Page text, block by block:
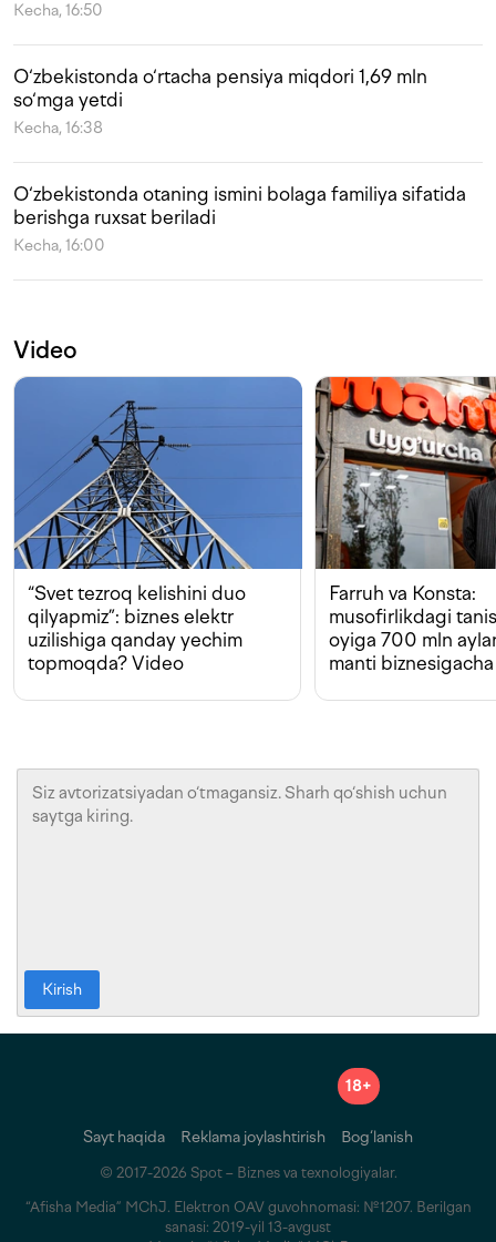
Kecha, 16:50
O‘zbekistonda o‘rtacha pensiya miqdori 1,69 mln
so‘mga yetdi
Kecha, 16:38
O‘zbekistonda otaning ismini bolaga familiya sifatida
berishga ruxsat beriladi
Kecha, 16:00
Video
“Svet tezroq kelishini duo
qilyapmiz”: biznes elektr
uzilishiga qanday yechim
topmoqda? Video
Farruh va Konsta:
musofirlikdagi
oyiga 700 mln
manti biznesigacha
Kirish
18+
Sayt haqida Reklama joylashtirish Bog‘lanish
© 2017-2026 Spot – Biznes va texnologiyalar.
“Afisha Media” MChJ. Elektron OAV guvohnomasi: №1207. Berilgan
sanasi: 2019-yil 13-avgust